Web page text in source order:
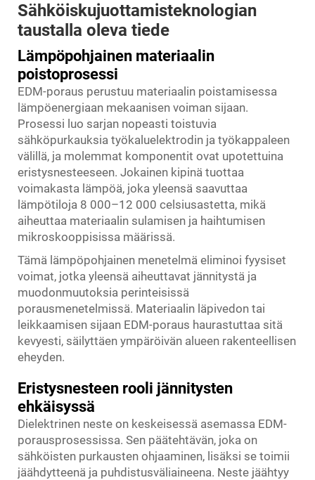
Sähköiskujuottamisteknologian
taustalla oleva tiede
Lämpöpohjainen materiaalin
poistoprosessi
EDM-poraus perustuu materiaalin poistamisessa
lämpöenergiaan mekaanisen voiman sijaan.
Prosessi luo sarjan nopeasti toistuvia
sähköpurkauksia työkaluelektrodin ja työkappaleen
välillä, ja molemmat komponentit ovat upotettuina
eristysnesteeseen. Jokainen kipinä tuottaa
voimakasta lämpöä, joka yleensä saavuttaa
lämpötiloja 8 000–12 000 celsiusastetta, mikä
aiheuttaa materiaalin sulamisen ja haihtumisen
mikroskooppisissa määrissä.
Tämä lämpöpohjainen menetelmä eliminoi fyysiset
voimat, jotka yleensä aiheuttavat jännitystä ja
muodonmuutoksia perinteisissä
porausmenetelmissä. Materiaalin läpivedon tai
leikkaamisen sijaan EDM-poraus haurastuttaa sitä
kevyesti, säilyttäen ympäröivän alueen rakenteellisen
eheyden.
Eristysnesteen rooli jännitysten
ehkäisyssä
Dielektrinen neste on keskeisessä asemassa EDM-
porausprosessissa. Sen päätehtävän, joka on
sähköisten purkausten ohjaaminen, lisäksi se toimii
jäähdytteenä ja puhdistusväliaineena. Neste jäähtyy